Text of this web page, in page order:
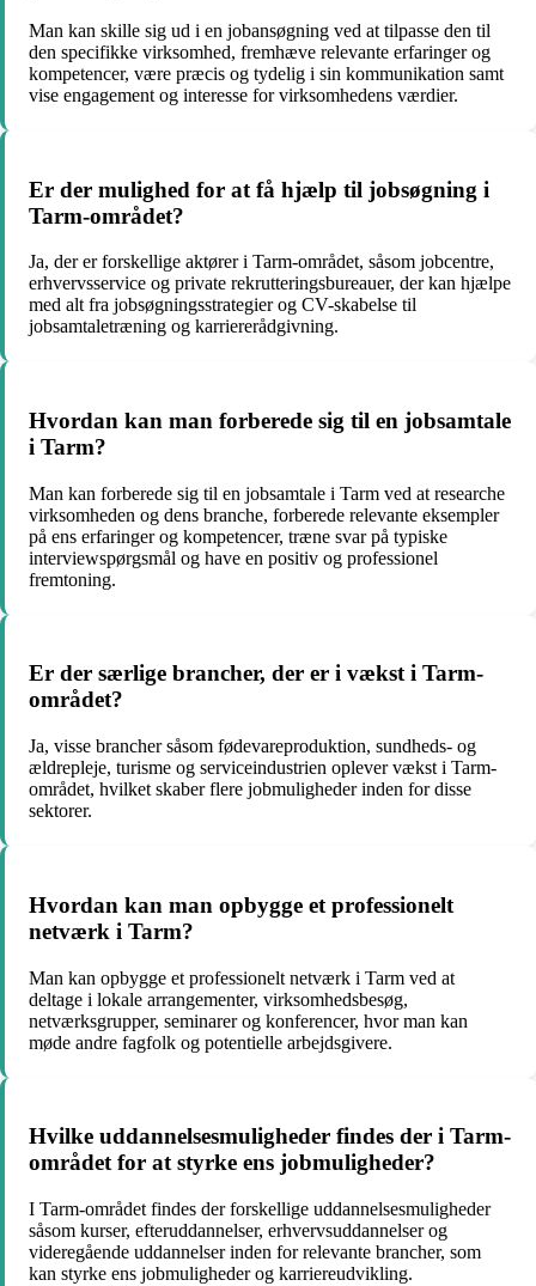
Man kan skille sig ud i en jobansøgning ved at tilpasse den til
den specifikke virksomhed, fremhæve relevante erfaringer og
kompetencer, være præcis og tydelig i sin kommunikation samt
vise engagement og interesse for virksomhedens værdier.
Er der mulighed for at få hjælp til jobsøgning i
Tarm-området?
Ja, der er forskellige aktører i Tarm-området, såsom jobcentre,
erhvervsservice og private rekrutteringsbureauer, der kan hjælpe
med alt fra jobsøgningsstrategier og CV-skabelse til
jobsamtaletræning og karriererådgivning.
Hvordan kan man forberede sig til en jobsamtale
i Tarm?
Man kan forberede sig til en jobsamtale i Tarm ved at researche
virksomheden og dens branche, forberede relevante eksempler
på ens erfaringer og kompetencer, træne svar på typiske
interviewspørgsmål og have en positiv og professionel
fremtoning.
Er der særlige brancher, der er i vækst i Tarm-
området?
Ja, visse brancher såsom fødevareproduktion, sundheds- og
ældrepleje, turisme og serviceindustrien oplever vækst i Tarm-
området, hvilket skaber flere jobmuligheder inden for disse
sektorer.
Hvordan kan man opbygge et professionelt
netværk i Tarm?
Man kan opbygge et professionelt netværk i Tarm ved at
deltage i lokale arrangementer, virksomhedsbesøg,
netværksgrupper, seminarer og konferencer, hvor man kan
møde andre fagfolk og potentielle arbejdsgivere.
Hvilke uddannelsesmuligheder findes der i Tarm-
området for at styrke ens jobmuligheder?
I Tarm-området findes der forskellige uddannelsesmuligheder
såsom kurser, efteruddannelser, erhvervsuddannelser og
videregående uddannelser inden for relevante brancher, som
kan styrke ens jobmuligheder og karriereudvikling.